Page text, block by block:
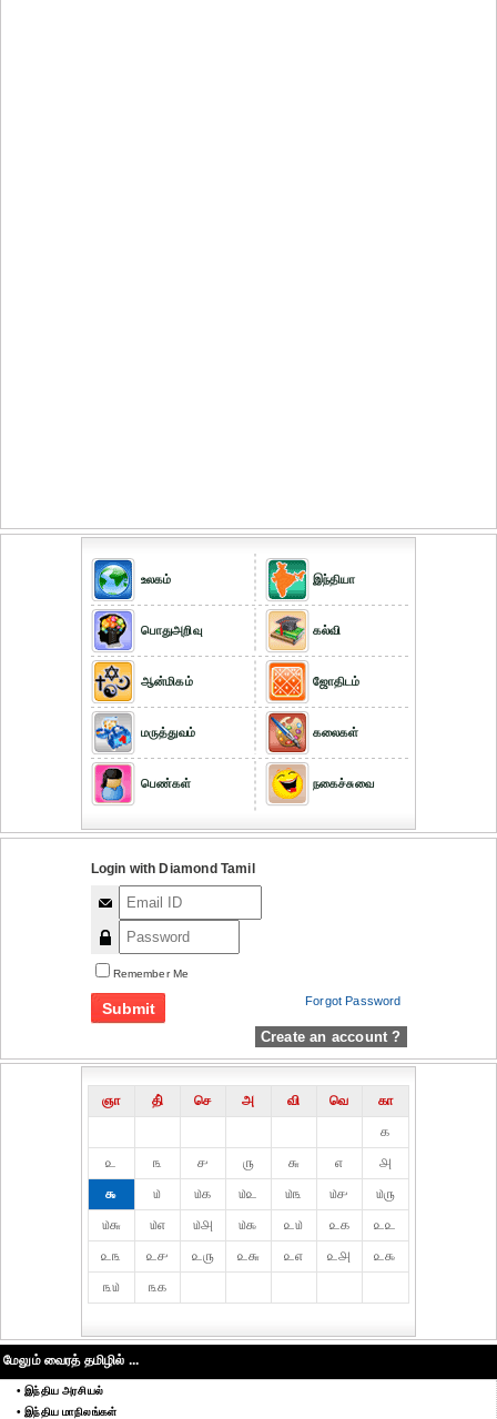
உலகம்
பொதுஅறிவு
ஆன்மிகம்
மருத்துவம்
பெண்கள்
இந்தியா
கல்வி
ஜோதிடம்
கலைகள்
நகைச்சுவை
Login with Diamond Tamil
Remember Me
Forgot Password
Create an account ?
ஞா தி் செ அ வி வெ
கா
௧
௨
௩ ௪ ௫ ௬ ௭
௮
௯
௰ ௰௧ ௰௨ ௰௩ ௰௪
௰௫
௰௬
௰௭ ௰௮ ௰௯ ௨௰ ௨௧
௨௨
௨௩
௨௪ ௨௫ ௨௬ ௨௭ ௨௮
௨௯
௩௰
௩௧
மேலும் வைரத் தமிழில் ...
• இந்திய அரசியல்
• இந்திய மாநிலங்கள்